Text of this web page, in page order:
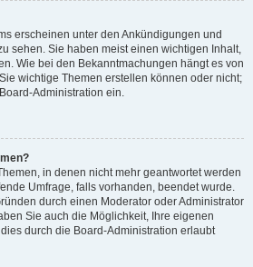
erscheinen unter den Ankündigungen und
sehen. Sie haben meist einen wichtigen Inhalt,
Wie bei den Bekanntmachungen hängt es von
wichtige Themen erstellen können oder nicht;
Administration ein.
in denen nicht mehr geantwortet werden
Umfrage, falls vorhanden, beendet wurde.
durch einen Moderator oder Administrator
Sie auch die Möglichkeit, Ihre eigenen
durch die Board-Administration erlaubt